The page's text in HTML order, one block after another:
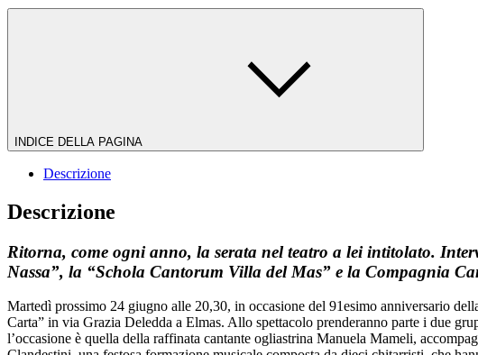
INDICE DELLA PAGINA
Descrizione
Descrizione
Ritorna, come ogni anno, la serata nel teatro a lei intitolato.
Nassa”, la “Schola Cantorum Villa del Mas” e la Compagnia
Martedì prossimo 24 giugno alle 20,30, in occasione del 91esimo anniversario
Carta” in via Grazia Deledda a Elmas. Allo spettacolo prenderanno parte i due
l’occasione è quella della raffinata cantante ogliastrina Manuela Mameli,